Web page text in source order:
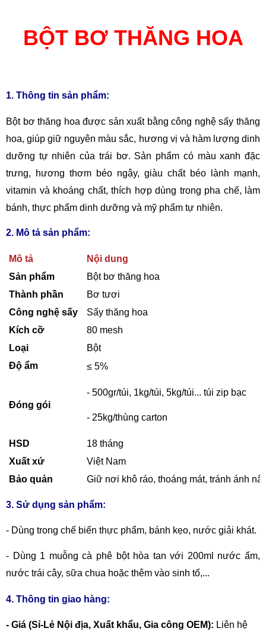
BỘT BƠ THĂNG HOA
1. Thông tin sản phẩm:
Bột bơ thăng hoa được sản xuất bằng công nghệ sấy thăng
hoa, giúp giữ nguyên màu sắc, hương vị và hàm lượng dinh
dưỡng tự nhiên của trái bơ. Sản phẩm có màu xanh đặc
trưng, hương thơm béo ngậy, giàu chất béo lành mạnh,
vitamin và khoáng chất, thích hợp dùng trong pha chế, làm
bánh, thực phẩm dinh dưỡng và mỹ phẩm tự nhiên.
2. Mô tả sản phẩm:
Mô tả
Nội dung
Sản phẩm
Bột bơ thăng hoa
Thành phần
Bơ tươi
Công nghệ sấy
Sấy thăng hoa
Kích cỡ
80 mesh
Loại
Bột
Độ ẩm
≤ 5%
Đóng gói
- 500gr/túi, 1kg/túi, 5kg/túi... túi zip bạc
- 25kg/thùng carton
HSD
18 tháng
Xuất xứ
Việt Nam
Bảo quản
Giữ nơi khô ráo, thoáng mát, tránh ánh
3. Sử dụng sản phẩm:
- Dùng trong chế biến thực phẩm, bánh kẹo, nước giải khát.
- Dùng 1 muỗng cà phê bột hòa tan với 200ml nước ấm,
nước trái cây, sữa chua hoặc thêm vào sinh tố,...
4. Thông tin giao hàng:
- Giá (Sỉ-Lẻ Nội địa, Xuất khẩu, Gia công OEM): Liên hệ